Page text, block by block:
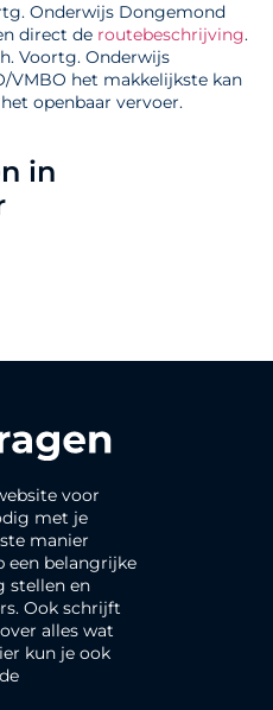
Onderwijs Dongemond
direct de routebeschrijving.
Voortg. Onderwijs
VMBO het makkelijkste kan
openbaar vervoer.
in
voor
met je
manier
een belangrijke
stellen en
Ook schrijft
alles wat
kun je ook